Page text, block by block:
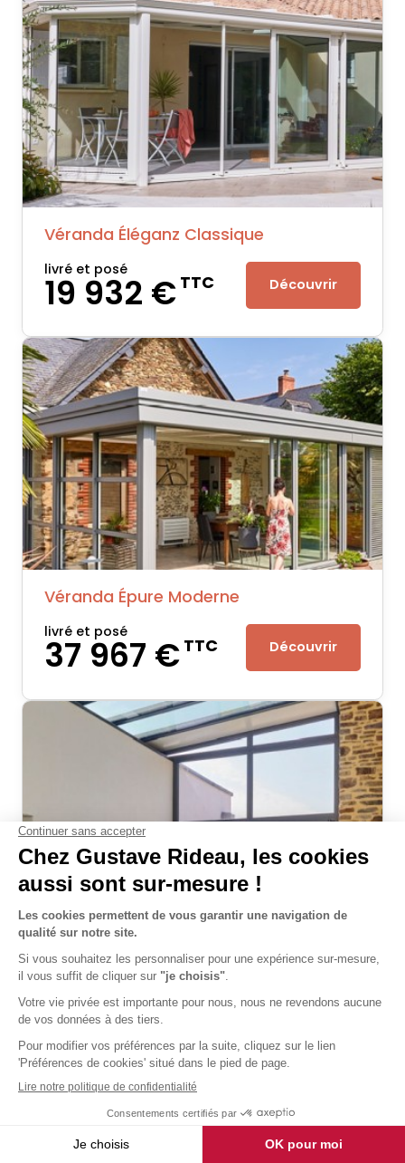
Véranda Éléganz Classique
livré et posé
19 932 €TTC Découvrir
Véranda Épure Moderne
livré et posé
37 967 €TTC Découvrir
Véranda Architekt Verrière
livré et posé
20 473 €TTC Découvrir